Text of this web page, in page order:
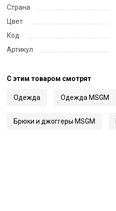
Страна
Цвет
Код
Артикул
С этим товаром смотрят
Одежда Одежда MSGM
Брюки и джоггеры MSGM